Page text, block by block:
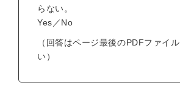
らない。
Yes／No
（回答はページ最後のPDFファイ
い）